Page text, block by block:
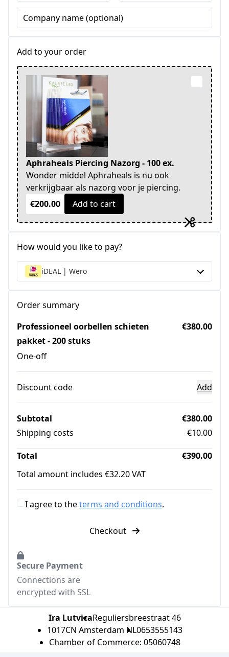
Company name (optional)
Add to your order
Aphraheals Piercing Nazorg - 100 ex.
Wonder middel Aphraheals is nu ook
verkrijgbaar als nazorg voor je piercing.
€200.00
Add to cart
How would you like to pay?
iDEAL | Wero
Order summary
Professioneel oorbellen schieten
pakket - 200 stuks
One-off
€380.00
Discount code Add
Subtotal
€380.00
Shipping costs
€10.00
Total
€390.00
Total amount includes €32.20 VAT
I agree to theterms and conditions.
Checkout
Secure Payment
Connections are
encrypted with SSL
Ira LutvicaReguliersbreestraat 46
1017CN Amsterdam NL0653555143
Chamber of Commerce: 05060748